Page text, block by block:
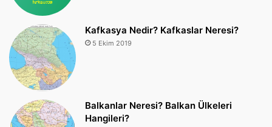
Kafkasya Nedir? Kafkaslar Neresi?
5 Ekim 2019
Balkanlar Neresi? Balkan Ülkeleri
Hangileri?